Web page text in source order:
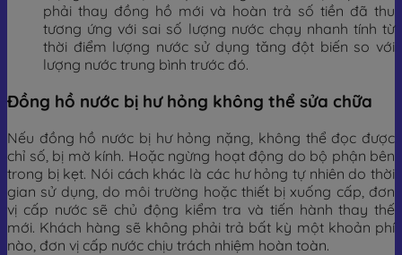
phải thay đồng hồ mới và hoàn trả số tiền đã thu
tương ứng với sai số lượng nước chạy nhanh tính từ
thời điểm lượng nước sử dụng tăng đột biến so với
lượng nước trung bình trước đó.
Đồng hồ nước bị hư hỏng không thể sửa chữa
Nếu đồng hồ nước bị hư hỏng nặng, không thể đọc được
chỉ số, bị mờ kính. Hoặc ngừng hoạt động do bộ phận bên
trong bị kẹt. Nói cách khác là các hư hỏng tự nhiên do thời
gian sử dụng, do môi trường hoặc thiết bị xuống cấp, đơn
vị cấp nước sẽ chủ động kiểm tra và tiến hành thay thế
mới. Khách hàng sẽ không phải trả bất kỳ một khoản phí
nào, đơn vị cấp nước chịu trách nhiệm hoàn toàn.